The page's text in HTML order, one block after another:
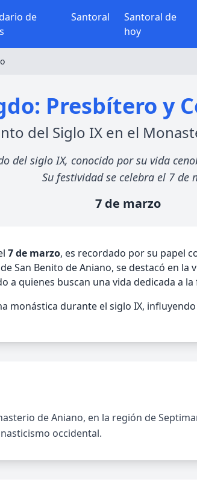
de
Santoral
Santoral de
hoy
Presbítero y
del Siglo IX en el
del siglo IX, conocido por su vida
Su festividad se celebra el 7 de
7 de marzo
7 de marzo, es recordado por su papel
San Benito de Aniano, se destacó en
a quienes buscan una vida dedicada a
monástica durante el siglo IX,
de Aniano, en la región de
occidental.